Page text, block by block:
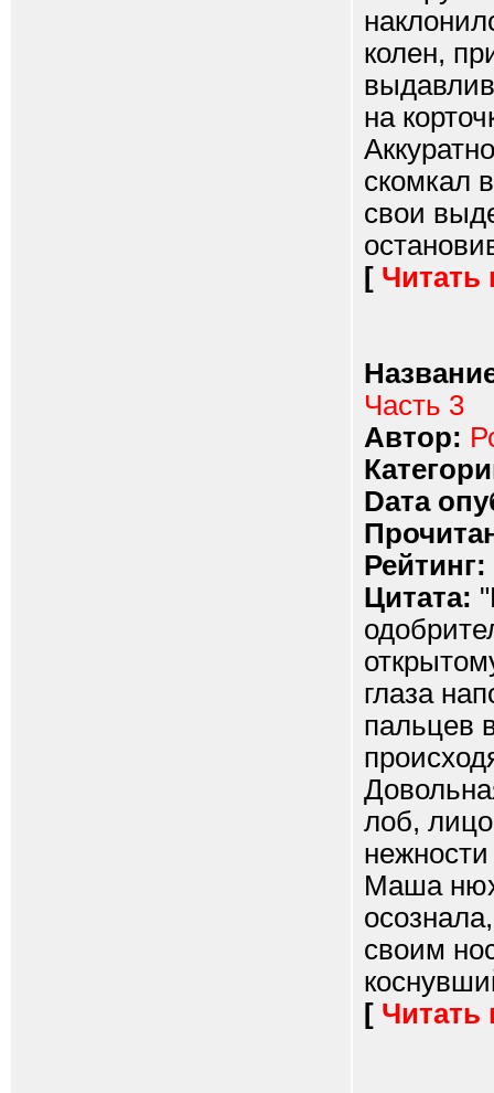
колен,
на
скомкал
свои
[ Читать
Часть 3
Автор:
Dата
Рейтинг:
Цитата:
глаза
пальцев
лоб,
Маша
своим
[ Читать